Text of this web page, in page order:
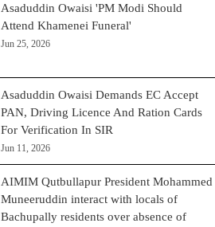
Asaduddin Owaisi 'PM Modi Should
Attend Khamenei Funeral'
Jun 25, 2026
Asaduddin Owaisi Demands EC Accept
PAN, Driving Licence And Ration Cards
For Verification In SIR
Jun 11, 2026
AIMIM Qutbullapur President Mohammed
Muneeruddin interact with locals of
Bachupally residents over absence of